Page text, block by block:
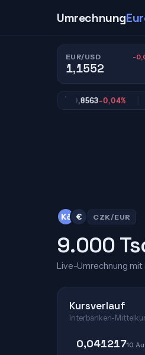
Umrechnung
EUR/USD -
1,1552
0,8563-0,04%
Kč € CZK/EUR
9.000
Live-Umrechnung mit
Kursverlauf
Interbanken-
0,04121710.